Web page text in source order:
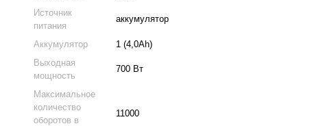
Источник
питания
аккумулятор
Аккумулятор
1 (4,0Ah)
Выходная
мощность
700 Вт
Максимальное
количество
оборотов в
11000